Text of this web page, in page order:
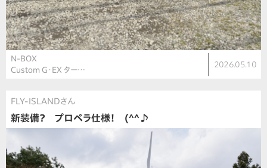
N-BOX
Custom G・EX ター…
2026.05.10
FLY-ISLANDさん
新装備？ プロペラ仕様！ (^^♪